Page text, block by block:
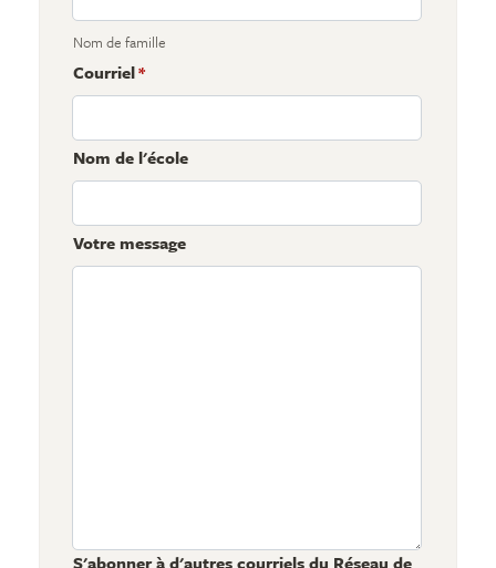
Nom de famille
Courriel*
Nom de l'école
Votre message
S'abonner à d'autres courriels du Réseau de